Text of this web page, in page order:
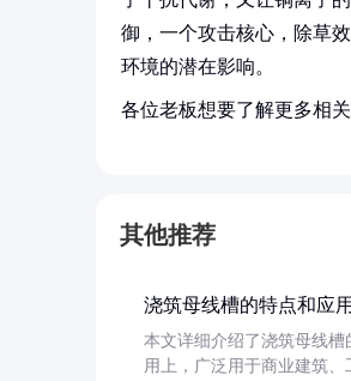
御，一个攻击核心，除草
环境的潜在影响。
各位老板想要了解更多相
其他推荐
浇筑母线槽的特点和应
本文详细介绍了浇筑母线
用上，广泛用于商业建筑